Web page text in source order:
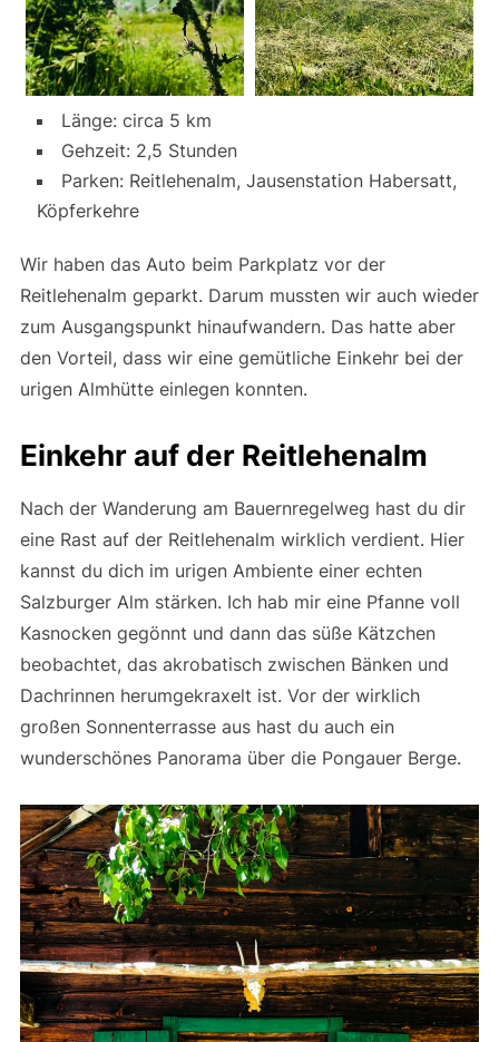
Länge: circa 5 km
Gehzeit: 2,5 Stunden
Parken: Reitlehenalm, Jausenstation Habersatt,
Köpferkehre
Wir haben das Auto beim Parkplatz vor der
Reitlehenalm geparkt. Darum mussten wir auch wieder
zum Ausgangspunkt hinaufwandern. Das hatte aber
den Vorteil, dass wir eine gemütliche Einkehr bei der
urigen Almhütte einlegen konnten.
Einkehr auf der Reitlehenalm
Nach der Wanderung am Bauernregelweg hast du dir
eine Rast auf der Reitlehenalm wirklich verdient. Hier
kannst du dich im urigen Ambiente einer echten
Salzburger Alm stärken. Ich hab mir eine Pfanne voll
Kasnocken gegönnt und dann das süße Kätzchen
beobachtet, das akrobatisch zwischen Bänken und
Dachrinnen herumgekraxelt ist. Vor der wirklich
großen Sonnenterrasse aus hast du auch ein
wunderschönes Panorama über die Pongauer Berge.